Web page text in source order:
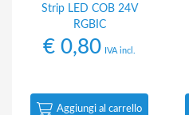
Strip LED COB 24V
RGBIC
€ 0,80 IVA incl.
Aggiungi al carrello